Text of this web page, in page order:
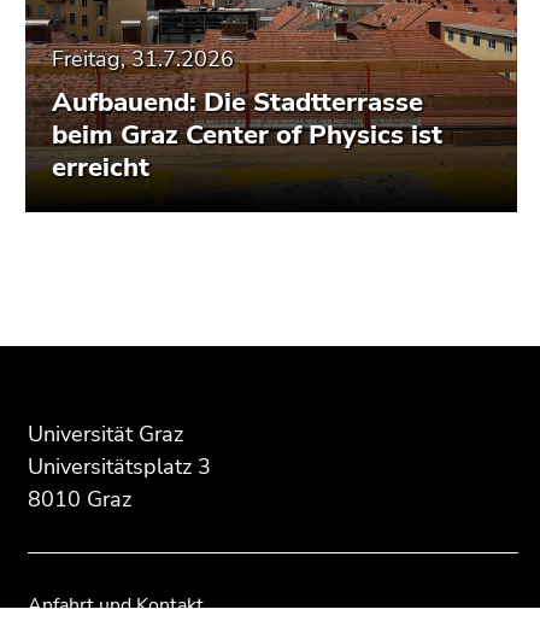
Freitag, 31.7.2026
Aufbauend: Die Stadtterrasse
beim Graz Center of Physics ist
erreicht
Seitenbereichs:
Universität Graz
Universitätsplatz 3
8010 Graz
Anfahrt und Kontakt
Seitenbereichs.
Seitenbereiche
Seitenbereichs.
Seitenbereiche